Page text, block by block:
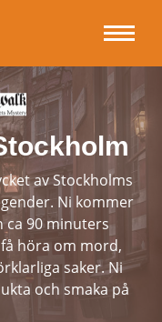
av Stockholms
Ni kommer
ca 90 minuters
höra om mord,
saker. Ni
och smaka på